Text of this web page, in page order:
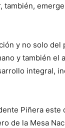
y no solo
y también el
integral,
Piñera
de la Mesa